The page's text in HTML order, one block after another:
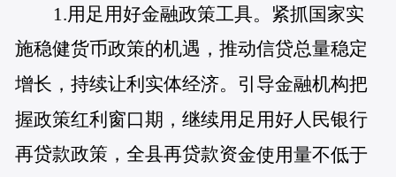
1.用足用好金融政策工具。紧抓国家实
施稳健货币政策的机遇，推动信贷总量稳定
增长，持续让利实体经济。引导金融机构把
握政策红利窗口期，继续用足用好人民银行
再贷款政策，全县再贷款资金使用量不低于